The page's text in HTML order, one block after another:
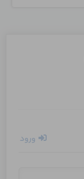
ورود